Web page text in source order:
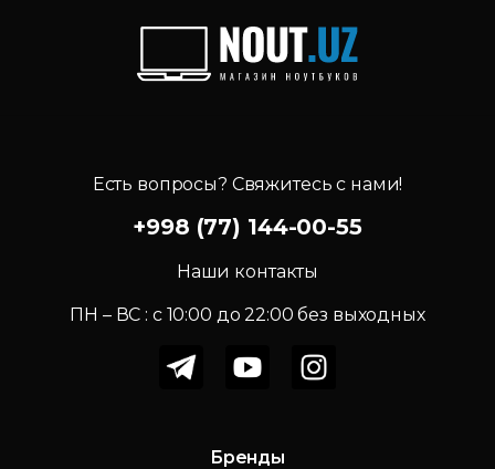
Есть вопросы? Свяжитесь с нами!
+998 (77) 144-00-55
Наши контакты
ПН – ВС : c 10:00 до 22:00 без выходных
Бренды